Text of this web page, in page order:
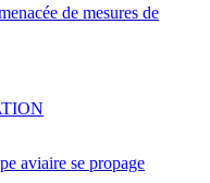
de mesures de
aviaire se propage